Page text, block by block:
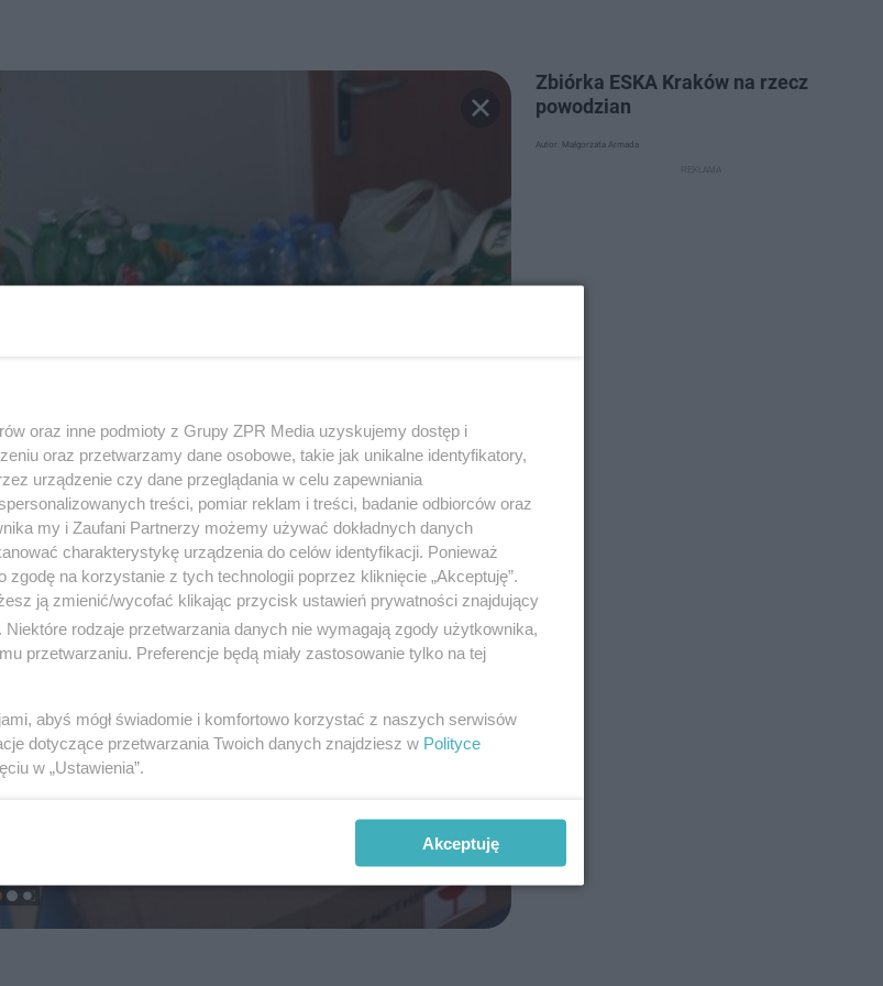
Zbiórka ESKA Kraków na rzecz
powodzian
Autor: Małgorzata Armada
oraz inne podmioty z Grupy ZPR Media uzyskujemy dostęp i
oraz przetwarzamy dane osobowe, takie jak unikalne identyfikatory,
urządzenie czy dane przeglądania w celu zapewniania
treści, pomiar reklam i treści, badanie odbiorców oraz
my i Zaufani Partnerzy możemy używać dokładnych danych
charakterystykę urządzenia do celów identyfikacji. Ponieważ
na korzystanie z tych technologii poprzez kliknięcie „Akceptuję”.
ją zmienić/wycofać klikając przycisk ustawień prywatności znajdujący
. Niektóre rodzaje przetwarzania danych nie wymagają zgody użytkownika,
przetwarzaniu. Preferencje będą miały zastosowanie tylko na tej
abyś mógł świadomie i komfortowo korzystać z naszych serwisów
dotyczące przetwarzania Twoich danych znajdziesz w Polityce
w „Ustawienia”.
Akceptuję